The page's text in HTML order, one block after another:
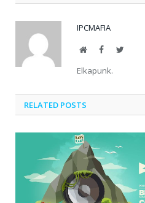
IPCMAFIA
WebsiteFacebookTwitter
Elkapunk.
RELATED POSTS